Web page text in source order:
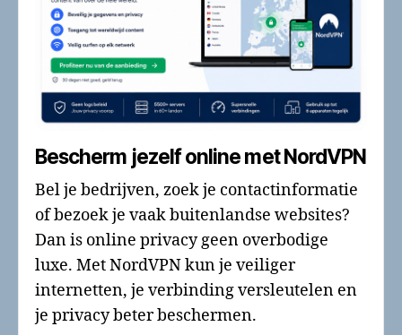
Bescherm jezelf online met NordVPN
Bel je bedrijven, zoek je contactinformatie
of bezoek je vaak buitenlandse websites?
Dan is online privacy geen overbodige
luxe. Met NordVPN kun je veiliger
internetten, je verbinding versleutelen en
je privacy beter beschermen.